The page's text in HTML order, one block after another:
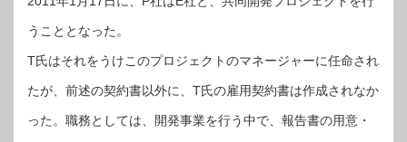
うこととなった。
T氏はそれをうけこのプロジェクトのマネージャーに任命され
たが、前述の契約書以外に、T氏の雇用契約書は作成されなか
った。職務としては、開発事業を行う中で、報告書の用意・